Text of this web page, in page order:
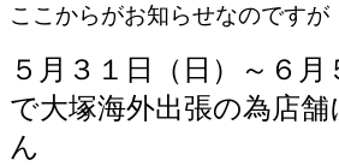
ここからがお知らせなのですが
５月３１日（日）～６月
で大塚海外出張の為店
ん